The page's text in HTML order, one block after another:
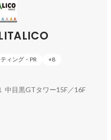
ィング・PR +8
中目黒GTタワー15F／16F